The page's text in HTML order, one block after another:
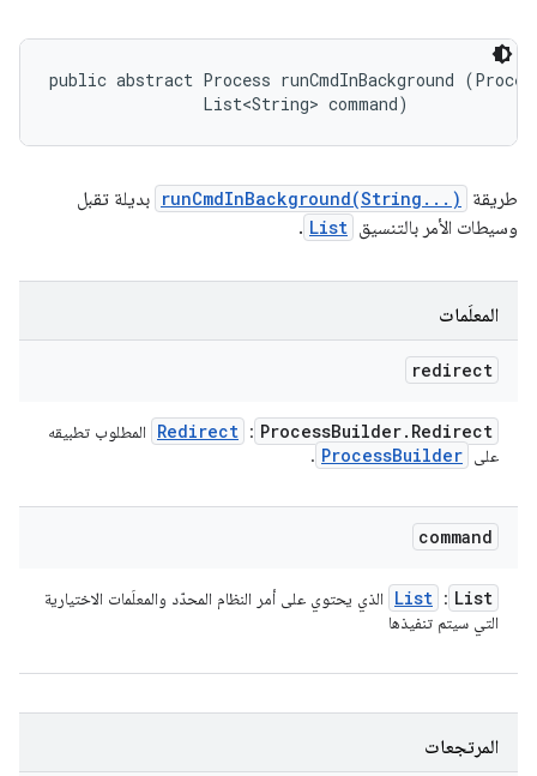
public abstract Process runCmdInBackground
                List<String> command)
طريقة runCmdInBackground(String...) بديلة تقبل
وسيطات الأمر بالتنسيق List
.
المعلَمات
redirect
ProcessBuilder. Redirect
:
Redirect
المطلوب تطبيقه
على
ProcessBuilder
.
command
List
:
List
الذي يحتوي على أمر النظام المحدّد والمعلَمات الاختيارية
التي سيتم تنفيذها
المرتجعات